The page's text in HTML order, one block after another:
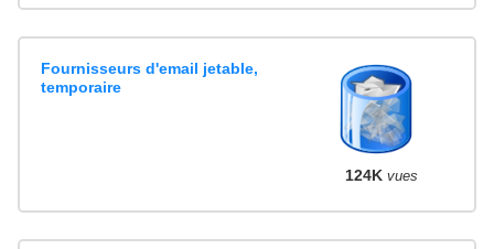
Fournisseurs d'email jetable,
temporaire
124K vues